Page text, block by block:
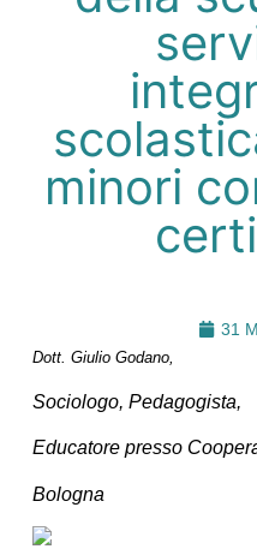
minori
31
Dott. Giulio Godano,
Sociologo, Pedagogista,
Educatore presso
Bologna